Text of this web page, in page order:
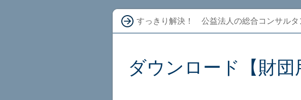
すっきり解決！ 公益法人の総合コンサルタ
ダウンロード【財団